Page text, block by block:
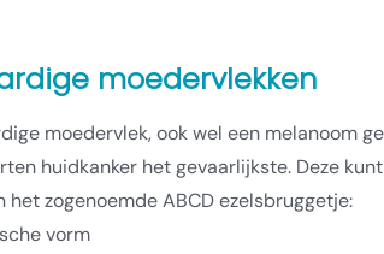
moedervlekken
moedervlek, ook wel een melanoom
huidkanker het gevaarlijkste. Deze
het zogenoemde ABCD ezelsbruggetje:
vorm